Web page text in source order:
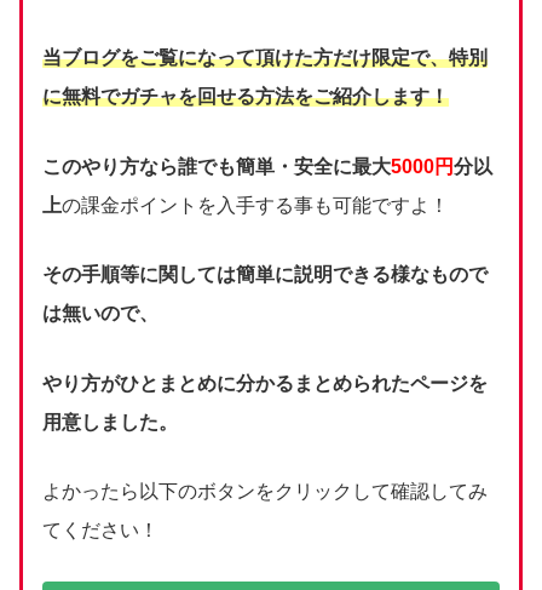
当ブログをご覧になって頂けた方だけ限定で、特別
に無料でガチャを回せる方法をご紹介します！
このやり方なら誰でも簡単・安全に最大5000円分以
上の課金ポイントを入手する事も可能ですよ！
その手順等に関しては簡単に説明できる様なもので
は無いので、
やり方がひとまとめに分かるまとめられたページを
用意しました。
よかったら以下のボタンをクリックして確認してみ
てください！